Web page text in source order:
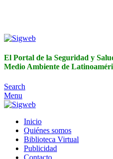
El Portal de la Seguridad y
Medio Ambiente de
Search
Menu
Inicio
Quiénes somos
Biblioteca Virtual
Publicidad
Contacto